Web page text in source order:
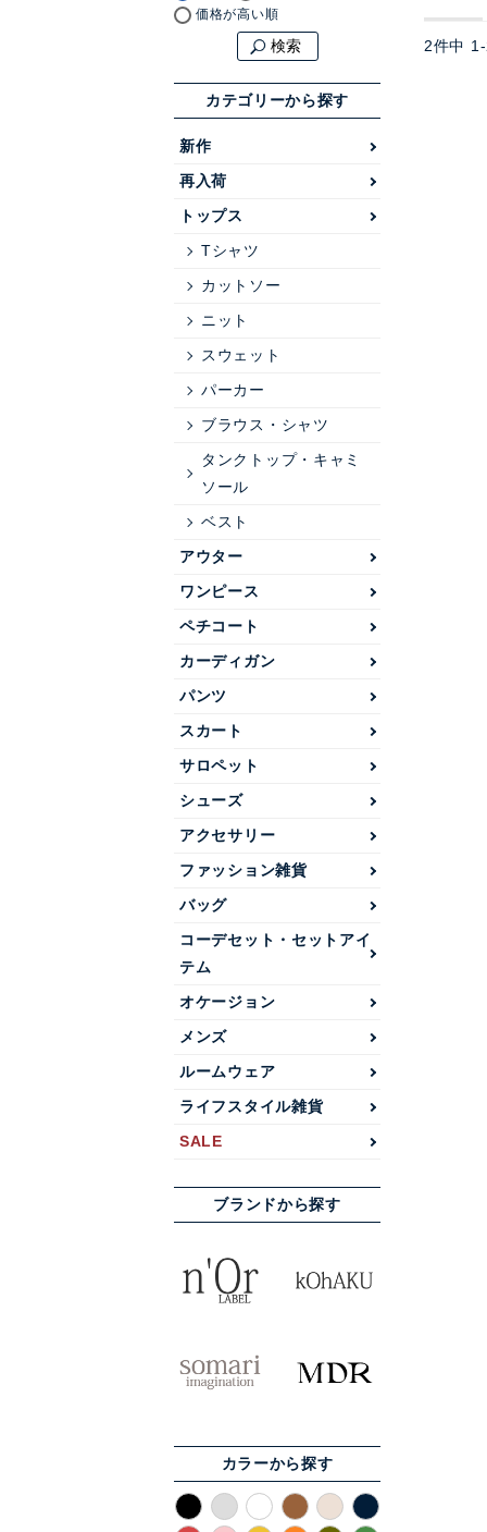
価格が高い順
検索
カテゴリーから探す
新作
再入荷
トップス
Tシャツ
カットソー
ニット
スウェット
パーカー
ブラウス・シャツ
タンクトップ・キャミ
ソール
ベスト
アウター
ワンピース
ペチコート
カーディガン
パンツ
スカート
サロペット
シューズ
アクセサリー
ファッション雑貨
バッグ
コーデセット・セットアイ
テム
オケージョン
メンズ
ルームウェア
ライフスタイル雑貨
SALE
ブランドから探す
カラーから探す
2件中 1 -